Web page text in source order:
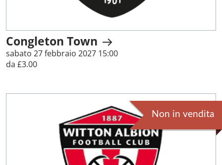
Congleton Town
sabato 27 febbraio 2027 15:00
da £3.00
Non in vendita